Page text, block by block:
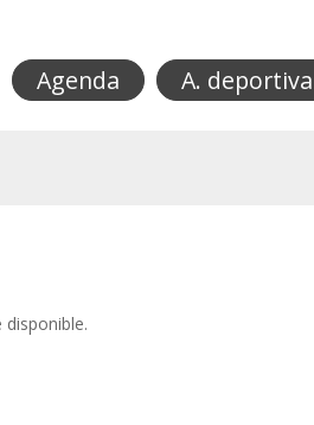
Agenda A. deportiva